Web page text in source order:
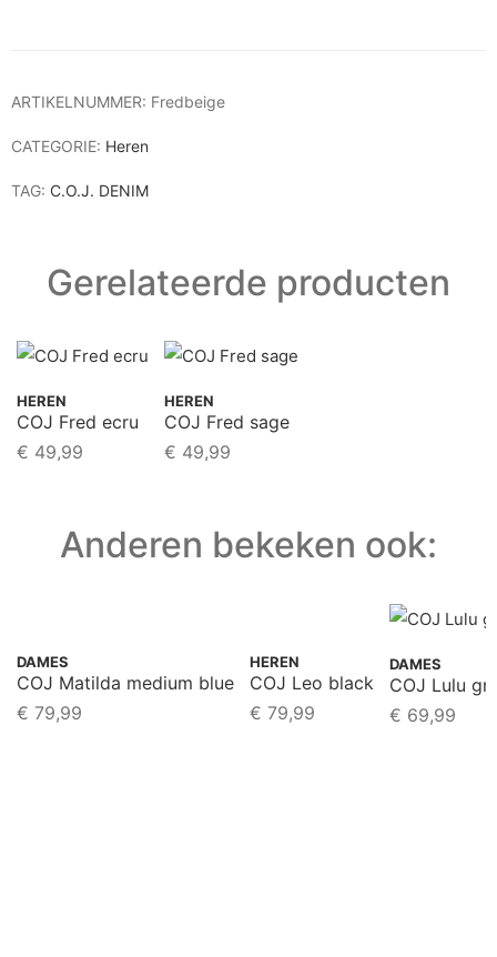
ARTIKELNUMMER: Fredbeige
CATEGORIE: Heren
TAG: C.O.J. DENIM
Gerelateerde producten
HEREN
COJ Fred ecru
€ 49,99
HEREN
COJ Fred sage
€ 49,99
Anderen bekeken ook:
DAMES
COJ Matilda medium blue
€ 79,99
HEREN
COJ Leo black
€ 79,99
DAMES
COJ Lulu
€ 69,99